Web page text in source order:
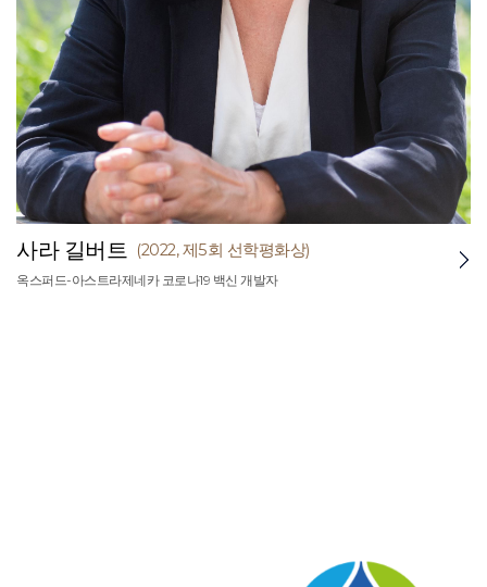
사라 길버트 (2022, 제5회 선학평화상)
옥스퍼드-아스트라제네카 코로나19 백신 개발자